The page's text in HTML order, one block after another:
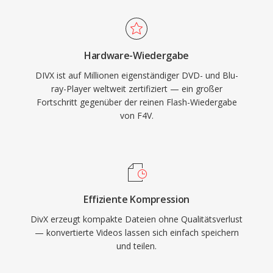
Funktionalität in digitale Dateien. Die DivX-
Zertifizierung wurde zu einem gängigen Label
auf Unterhaltungselektronik, und Tausende von
DVD-Playern und anderen Geräten
unterstützten die DivX-Wiedergabe nativ. Der
Codec war zudem Pionier der
statischen weniger — für durchgehend
konsistente visuelle Qualität.
Hardware-Wiedergabe
DIVX ist auf Millionen eigenständiger DVD- und Blu-
ray-Player weltweit zertifiziert — ein großer
Fortschritt gegenüber der reinen Flash-Wiedergabe
von F4V.
Effiziente Kompression
DivX erzeugt kompakte Dateien ohne Qualitätsverlust
— konvertierte Videos lassen sich einfach speichern
und teilen.